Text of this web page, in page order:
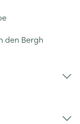
den Bergh